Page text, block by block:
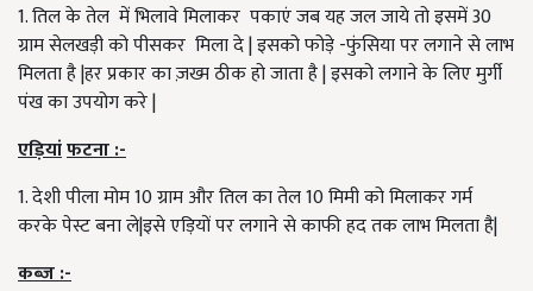
1. तिल के तेल में भिलावे मिलाकर पकाएं जब यह जल जाये तो इसमें 30
ग्राम सेलखड़ी को पीसकर मिला दे | इसको फोड़े -फुंसिया पर लगाने से लाभ
मिलता है |हर प्रकार का ज़ख्म ठीक हो जाता है | इसको लगाने के लिए मुर्गी
पंख का उपयोग करे |
एड़ियांफटना:-
1. देशी पीला मोम 10 ग्राम और तिल का तेल 10 मिमी को मिलाकर गर्म
करके पेस्ट बना ले|इसे एड़ियों पर लगाने से काफी हद तक लाभ मिलता है|
कब्ज़:-